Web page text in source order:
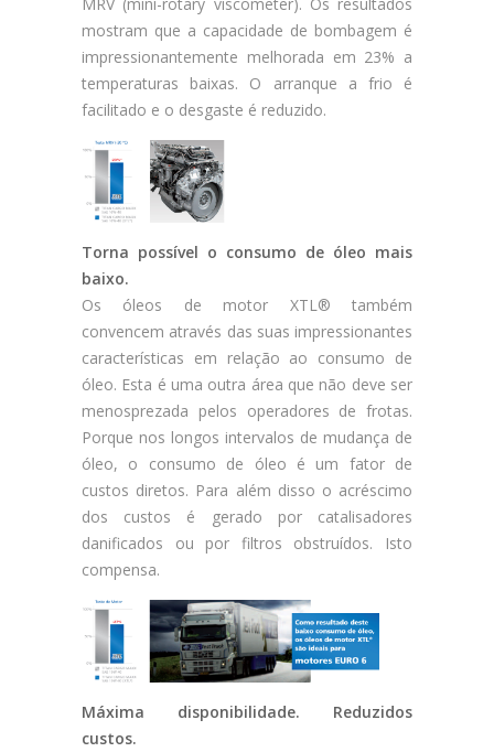
mostram que a capacidade de bombagem é
impressionantemente melhorada em 23% a
temperaturas baixas. O arranque a frio é
facilitado e o desgaste é reduzido.
Torna possível o consumo de óleo mais
baixo.
Os óleos de motor XTL® também
convencem através das suas impressionantes
características em relação ao consumo de
óleo. Esta é uma outra área que não deve ser
menosprezada pelos operadores de frotas.
Porque nos longos intervalos de mudança de
óleo, o consumo de óleo é um fator de
custos diretos. Para além disso o acréscimo
dos custos é gerado por catalisadores
danificados ou por filtros obstruídos. Isto
compensa.
Máxima disponibilidade. Reduzidos
custos.